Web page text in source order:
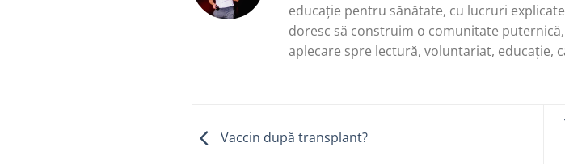
educație pentru sănătate, cu lucruri
doresc să construim o comunitate
aplecare spre lectură, voluntariat, educație,
Vaccin după transplant?